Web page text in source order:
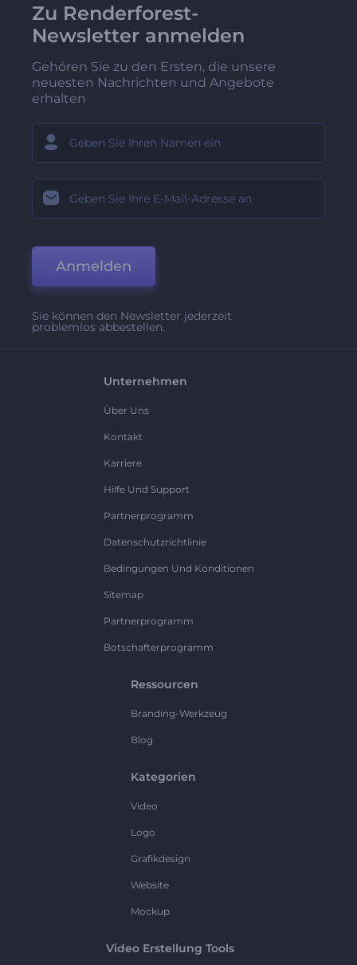
Zu Renderforest-
Newsletter anmelden
Gehören Sie zu den Ersten, die unsere
neuesten Nachrichten und Angebote
erhalten
Anmelden
Sie können den Newsletter jederzeit
problemlos abbestellen.
Unternehmen
Über Uns
Kontakt
Karriere
Hilfe Und Support
Partnerprogramm
Datenschutzrichtlinie
Bedingungen Und Konditionen
Sitemap
Partnerprogramm
Botschafterprogramm
Ressourcen
Branding-Werkzeug
Blog
Kategorien
Video
Logo
Grafikdesign
Website
Mockup
Video Erstellung Tools